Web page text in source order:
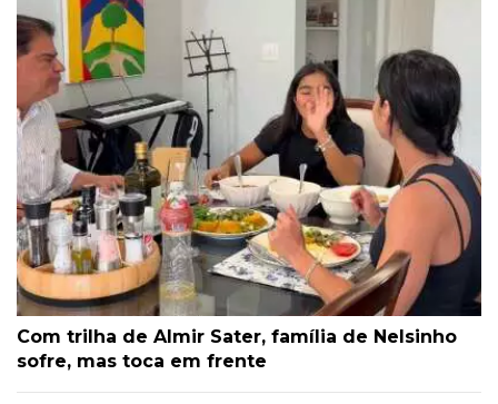
Com trilha de Almir Sater, família de Nelsinho
sofre, mas toca em frente